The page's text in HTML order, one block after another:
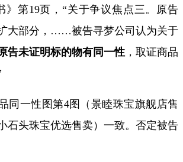
》第19页，“关于争议焦点三。原告
大部分， ……被告寻梦公司认为关于
告未证明标的物有同一性 ，取证商品
同一性图第4图（景睦珠宝旗舰店售
石头珠宝优选售卖）一致。否定被告